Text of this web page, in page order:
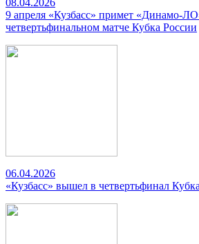
08.04.2026
9 апреля «Кузбасс» примет «Динамо-
четвертьфинальном матче Кубка России
06.04.2026
«Кузбасс» вышел в четвертьфинал